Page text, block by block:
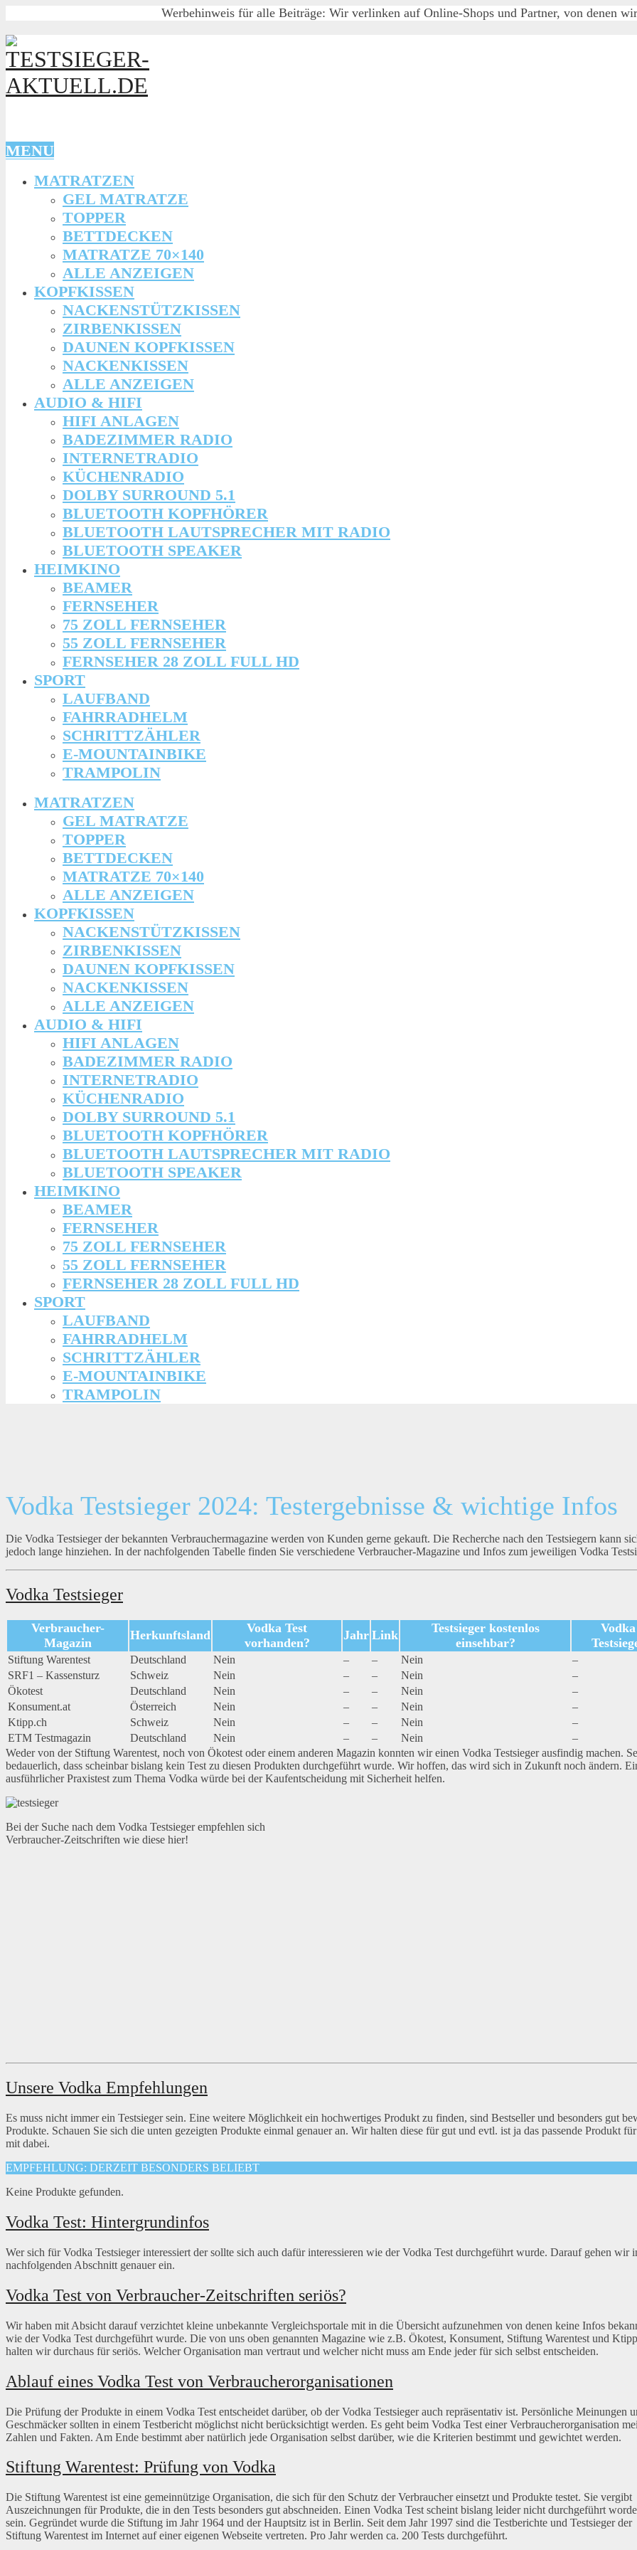
Werbehinweis für alle Beiträge: Wir verlinken auf Online-Shops und Partner, von denen
MENU
MATRATZEN
GEL MATRATZE
TOPPER
BETTDECKEN
MATRATZE 70×140
ALLE ANZEIGEN
KOPFKISSEN
NACKENSTÜTZKISSEN
ZIRBENKISSEN
DAUNEN KOPFKISSEN
NACKENKISSEN
ALLE ANZEIGEN
AUDIO & HIFI
HIFI ANLAGEN
BADEZIMMER RADIO
INTERNETRADIO
KÜCHENRADIO
DOLBY SURROUND 5.1
BLUETOOTH KOPFHÖRER
BLUETOOTH LAUTSPRECHER MIT RADIO
BLUETOOTH SPEAKER
HEIMKINO
BEAMER
FERNSEHER
75 ZOLL FERNSEHER
55 ZOLL FERNSEHER
FERNSEHER 28 ZOLL FULL HD
SPORT
LAUFBAND
FAHRRADHELM
SCHRITTZÄHLER
E-MOUNTAINBIKE
TRAMPOLIN
MATRATZEN
GEL MATRATZE
TOPPER
BETTDECKEN
MATRATZE 70×140
ALLE ANZEIGEN
KOPFKISSEN
NACKENSTÜTZKISSEN
ZIRBENKISSEN
DAUNEN KOPFKISSEN
NACKENKISSEN
ALLE ANZEIGEN
AUDIO & HIFI
HIFI ANLAGEN
BADEZIMMER RADIO
INTERNETRADIO
KÜCHENRADIO
DOLBY SURROUND 5.1
BLUETOOTH KOPFHÖRER
BLUETOOTH LAUTSPRECHER MIT RADIO
BLUETOOTH SPEAKER
HEIMKINO
BEAMER
FERNSEHER
75 ZOLL FERNSEHER
55 ZOLL FERNSEHER
FERNSEHER 28 ZOLL FULL HD
SPORT
LAUFBAND
FAHRRADHELM
SCHRITTZÄHLER
E-MOUNTAINBIKE
TRAMPOLIN
Vodka Testsieger 2024: Testergebnisse & wichtige Infos
Die Vodka Testsieger der bekannten Verbrauchermagazine werden von Kunden gerne gekauft. Die Recherche nach den Testsiegern kann
jedoch lange hinziehen. In der nachfolgenden Tabelle finden Sie verschiedene Verbraucher-Magazine und Infos zum jeweiligen Vodka
Vodka Testsieger
Verbraucher-
Magazin
Herkunftsland
Vodka Test
vorhanden?
Jahr Link
Testsieger kostenlos
einsehbar?
Vodka
Stiftung Warentest Deutschland Nein – – Nein
–
SRF1 – Kassensturz
Schweiz Nein – – Nein
–
Ökotest
Deutschland Nein – – Nein
–
Konsument.at
Österreich Nein – – Nein
–
Ktipp.ch
Schweiz Nein – – Nein
–
ETM Testmagazin
Deutschland Nein – – Nein
–
Weder von der Stiftung Warentest, noch von Ökotest oder einem anderen Magazin konnten wir einen Vodka Testsieger ausfindig machen.
bedauerlich, dass scheinbar bislang kein Test zu diesen Produkten durchgeführt wurde. Wir hoffen, das wird sich in Zukunft noch ändern.
ausführlicher Praxistest zum Thema Vodka würde bei der Kaufentscheidung mit Sicherheit helfen.
Bei der Suche nach dem Vodka Testsieger empfehlen sich
Verbraucher-Zeitschriften wie diese hier!
Unsere Vodka Empfehlungen
Es muss nicht immer ein Testsieger sein. Eine weitere Möglichkeit ein hochwertiges Produkt zu finden, sind Bestseller und besonders gut
Produkte. Schauen Sie sich die unten gezeigten Produkte einmal genauer an. Wir halten diese für gut und evtl. ist ja das passende Produkt
mit dabei.
EMPFEHLUNG: DERZEIT BESONDERS BELIEBT
Keine Produkte gefunden.
Vodka Test: Hintergrundinfos
Wer sich für Vodka Testsieger interessiert der sollte sich auch dafür interessieren wie der Vodka Test durchgeführt wurde. Darauf gehen wir
nachfolgenden Abschnitt genauer ein.
Vodka Test von Verbraucher-Zeitschriften seriös?
Wir haben mit Absicht darauf verzichtet kleine unbekannte Vergleichsportale mit in die Übersicht aufzunehmen von denen keine Infos
wie der Vodka Test durchgeführt wurde. Die von uns oben genannten Magazine wie z.B. Ökotest, Konsument, Stiftung Warentest und Ktipp
halten wir durchaus für seriös. Welcher Organisation man vertraut und welcher nicht muss am Ende jeder für sich selbst entscheiden.
Ablauf eines Vodka Test von Verbraucherorganisationen
Die Prüfung der Produkte in einem Vodka Test entscheidet darüber, ob der Vodka Testsieger auch repräsentativ ist. Persönliche Meinungen
Geschmäcker sollten in einem Testbericht möglichst nicht berücksichtigt werden. Es geht beim Vodka Test einer Verbraucherorganisation
Zahlen und Fakten. Am Ende bestimmt aber natürlich jede Organisation selbst darüber, wie die Kriterien bestimmt und gewichtet werden.
Stiftung Warentest: Prüfung von Vodka
Die Stiftung Warentest ist eine gemeinnützige Organisation, die sich für den Schutz der Verbraucher einsetzt und Produkte testet. Sie vergibt
Auszeichnungen für Produkte, die in den Tests besonders gut abschneiden. Einen Vodka Test scheint bislang leider nicht durchgeführt
sein. Gegründet wurde die Stiftung im Jahr 1964 und der Hauptsitz ist in Berlin. Seit dem Jahr 1997 sind die Testberichte und Testsieger der
Stiftung Warentest im Internet auf einer eigenen Webseite vertreten. Pro Jahr werden ca. 200 Tests durchgeführt.